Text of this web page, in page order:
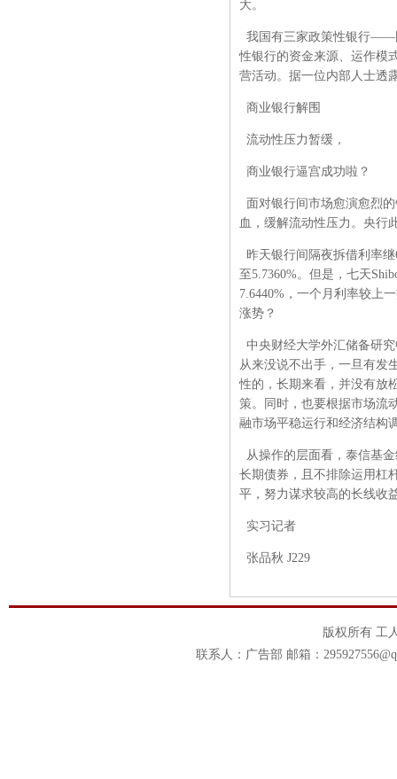
大。
我国有三家政策性银行——
性银行的资金来源、运作模
营活动。据一位内部人士透
商业银行解围
流动性压力暂缓，
商业银行逼宫成功啦？
面对银行间市场愈演愈烈
血，缓解流动性压力。央行
昨天银行间隔夜拆借利率
至5.7360%。但是，七天
7.6440%，一个月利率较上
涨势？
中央财经大学外汇储备研
从来没说不出手，一旦有发
性的，长期来看，并没有放
策。同时，也要根据市场流
融市场平稳运行和经济结构
从操作的层面看，泰信基
长期债券，且不排除运用杠
平，努力谋求较高的长线收
实习记者
张品秋 J229
版权所有 工
联系人：广告部 邮箱：